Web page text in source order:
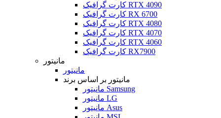
کارت گرافیک RTX 4090
کارت گرافیک RX 6700
کارت گرافیک RTX 4080
کارت گرافیک RTX 4070
کارت گرافیک RTX 4060
کارت گرافیک RX7900
مانیتور
مانیتور
مانیتور بر اساس برند
مانیتور Samsung
مانیتور LG
مانیتور Asus